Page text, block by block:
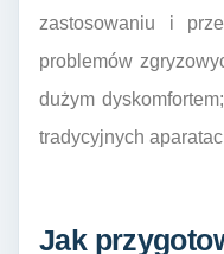
zastosowaniu i
problemów
dużym
tradycyjnych
Jak